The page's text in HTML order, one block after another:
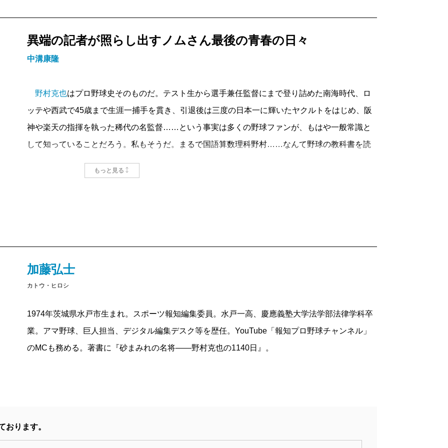
異端の記者が照らし出すノムさん最後の青春の日々
中溝康隆
野村克也はプロ野球史そのものだ。テスト生から選手兼任監督にまで登り詰めた南海時代、ロ
ッテや西武で45歳まで生涯一捕手を貫き、引退後は三度の日本一に輝いたヤクルトをはじめ、阪
神や楽天の指揮を執った稀代の名監督……という事実は多くの野球ファンが、もはや一般常識と
して知っていることだろう。私もそうだ。まるで国語算数理科野村……なんて野球の教科書を読
むような感覚で、ノムさんの膨大な著書を読み漁った。
それでも、不思議なほど社会人チームで指揮を執ったシダックス監督時代は、すっぽりと記憶
にもあるように、誰もが「ノムさんは終わりだ」と思ったのだ。
それが実際は、「あの頃が一番楽しかった」と本人も振り返る濃厚な3年間だったという。傷だ
介される名将の考えや、選手の癖を瞬時に見抜く見立ての数々など、興味深いグラウンド上での
エピソードの連続だ。加えて本書の、野球人としてだけではなく、人間・野村克也を浮かび上が
らせる描写もたまらない。これまで高級料理を食べ尽くしたであろう男が、朝食でファミリーマ
いた。
もっと見る
加藤弘士
カトウ・ヒロシ
1974年茨城県水戸市生まれ。スポーツ報知編集委員。水戸一高、慶應義塾大学法学部法律学科卒
業。アマ野球、巨人担当、デジタル編集デスク等を歴任。YouTube「報知プロ野球チャンネル」
のMCも務める。著書に『砂まみれの名将――野村克也の1140日』。
おります。